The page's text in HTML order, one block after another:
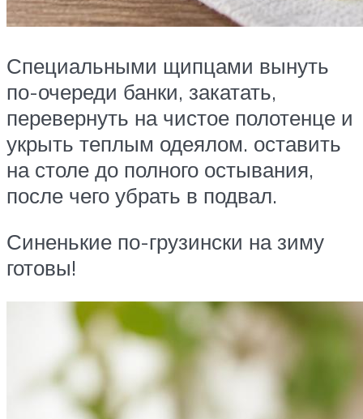
Специальными щипцами вынуть
по-очереди банки, закатать,
перевернуть на чистое полотенце и
укрыть теплым одеялом. оставить
на столе до полного остывания,
после чего убрать в подвал.
Синенькие по-грузински на зиму
готовы!